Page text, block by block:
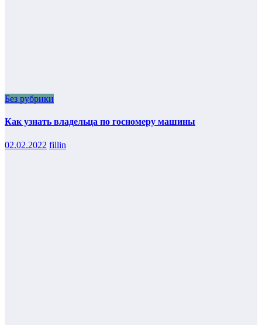
Без рубрики
Как узнать владельца по госномеру машины
02.02.2022 fillin